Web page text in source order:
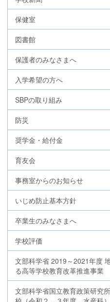
保健室
図書館
保護者のみなさまへ
入学希望の方へ
SBPの取り組み
防災
奨学金・給付金
育友会
事務室からのお知らせ
いじめ防止基本方針
卒業生のみなさまへ
学校評価
文部科学省 2019～2021年度
る高等学校教育改革推進事業
文部科学省国立教育政策研究